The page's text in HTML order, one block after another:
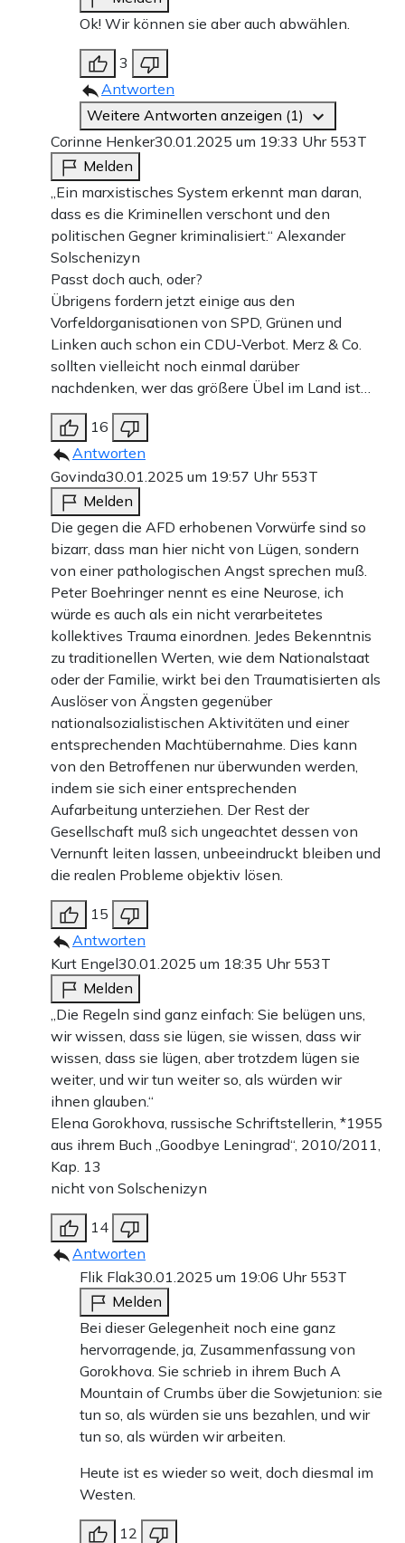
Ok! Wir können sie aber auch abwählen.
3
Antworten
Weitere Antworten anzeigen (1)
Corinne Henker30.01.2025 um 19:33 Uhr 553T
Melden
„Ein marxistisches System erkennt man daran,
dass es die Kriminellen verschont und den
politischen Gegner kriminalisiert.“ Alexander
Solschenizyn
Passt doch auch, oder?
Übrigens fordern jetzt einige aus den
Vorfeldorganisationen von SPD, Grünen und
Linken auch schon ein CDU-Verbot. Merz & Co.
sollten vielleicht noch einmal darüber
nachdenken, wer das größere Übel im Land ist…
16
Antworten
Govinda30.01.2025 um 19:57 Uhr 553T
Melden
Die gegen die AFD erhobenen Vorwürfe sind so
bizarr, dass man hier nicht von Lügen, sondern
von einer pathologischen Angst sprechen muß.
Peter Boehringer nennt es eine Neurose, ich
würde es auch als ein nicht verarbeitetes
kollektives Trauma einordnen. Jedes Bekenntnis
zu traditionellen Werten, wie dem Nationalstaat
oder der Familie, wirkt bei den Traumatisierten als
Auslöser von Ängsten gegenüber
nationalsozialistischen Aktivitäten und einer
entsprechenden Machtübernahme. Dies kann
von den Betroffenen nur überwunden werden,
indem sie sich einer entsprechenden
Aufarbeitung unterziehen. Der Rest der
Gesellschaft muß sich ungeachtet dessen von
Vernunft leiten lassen, unbeeindruckt bleiben und
die realen Probleme objektiv lösen.
15
Antworten
Kurt Engel30.01.2025 um 18:35 Uhr 553T
Melden
„Die Regeln sind ganz einfach: Sie belügen uns,
wir wissen, dass sie lügen, sie wissen, dass wir
wissen, dass sie lügen, aber trotzdem lügen sie
weiter, und wir tun weiter so, als würden wir
ihnen glauben.“
Elena Gorokhova, russische Schriftstellerin, *1955
aus ihrem Buch „Goodbye Leningrad“, 2010/2011,
Kap. 13
nicht von Solschenizyn
14
Antworten
Flik Flak30.01.2025 um 19:06 Uhr 553T
Melden
Bei dieser Gelegenheit noch eine ganz
hervorragende, ja, Zusammenfassung von
Gorokhova. Sie schrieb in ihrem Buch A
Mountain of Crumbs über die Sowjetunion: sie
tun so, als würden sie uns bezahlen, und wir
tun so, als würden wir arbeiten.
Heute ist es wieder so weit, doch diesmal im
Westen.
12